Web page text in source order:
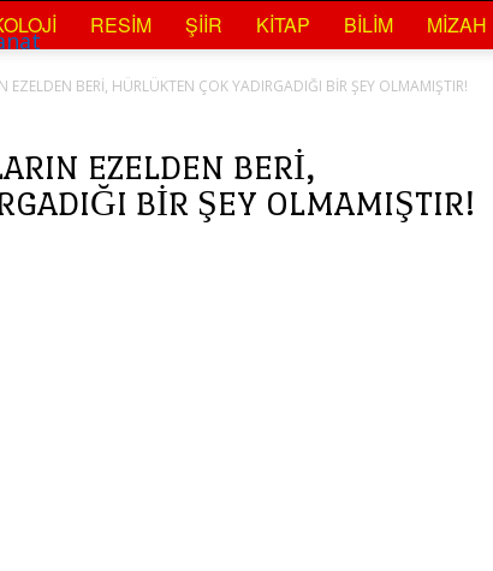
RESIM ŞIIR KITAP BILIM MIZAH
EZELDEN BERİ, HÜRLÜKTEN ÇOK YADIRGADIĞI BİR ŞEY OLMAMIŞTIR!
EZELDEN BERİ,
BİR ŞEY OLMAMIŞTIR!